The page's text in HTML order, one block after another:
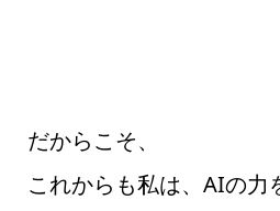
だからこそ、
これからも私は、AIの力